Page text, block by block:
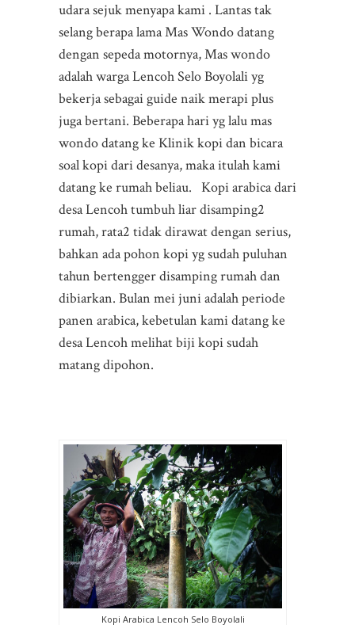
udara sejuk menyapa kami . Lantas tak
selang berapa lama Mas Wondo datang
dengan sepeda motornya, Mas wondo
adalah warga Lencoh Selo Boyolali yg
bekerja sebagai guide naik merapi plus
juga bertani. Beberapa hari yg lalu mas
wondo datang ke Klinik kopi dan bicara
soal kopi dari desanya, maka itulah kami
datang ke rumah beliau. Kopi arabica dari
desa Lencoh tumbuh liar disamping2
rumah, rata2 tidak dirawat dengan serius,
bahkan ada pohon kopi yg sudah puluhan
tahun bertengger disamping rumah dan
dibiarkan. Bulan mei juni adalah periode
panen arabica, kebetulan kami datang ke
desa Lencoh melihat biji kopi sudah
matang dipohon.
Kopi Arabica Lencoh Selo Boyolali